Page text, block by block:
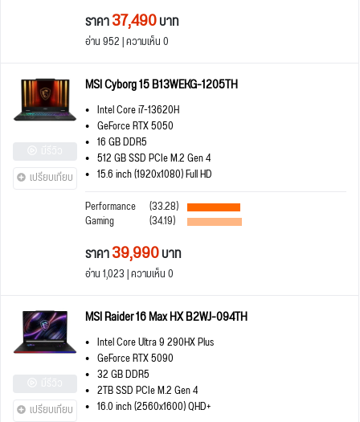
ราคา37,490บาท
อ่าน 952 | ความเห็น 0
เปรียบเทียบ
MSI Cyborg 15 B13WEKG-1205TH
Intel Core i7-13620H
GeForce RTX 5050
16 GB DDR5
512 GB SSD PCIe M.2 Gen 4
15.6 inch (1920x1080) Full HD
Performance
(33.28)
Gaming (34.19)
ราคา39,990บาท
อ่าน 1,023 | ความเห็น 0
เปรียบเทียบ
MSI Raider 16 Max HX B2WJ-094TH
Intel Core Ultra 9 290HX Plus
GeForce RTX 5090
32 GB DDR5
2TB SSD PCIe M.2 Gen 4
16.0 inch (2560x1600) QHD+